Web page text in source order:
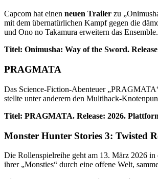
Capcom hat einen neuen Trailer zu
mit dem übernatürlichen Kampf gegen die
und Ono no Takamura erweitern das
Titel: Onimusha: Way of the Sword.
PRAGMATA
Das Science-Fiction-Abenteuer
stellte unter anderem den Multihack-
Titel: PRAGMATA. Release: 2026.
Monster Hunter Stories 3: Twisted
Die Rollenspielreihe geht am 13. März 2026
ihrer „Monsties“ durch eine offene Welt,